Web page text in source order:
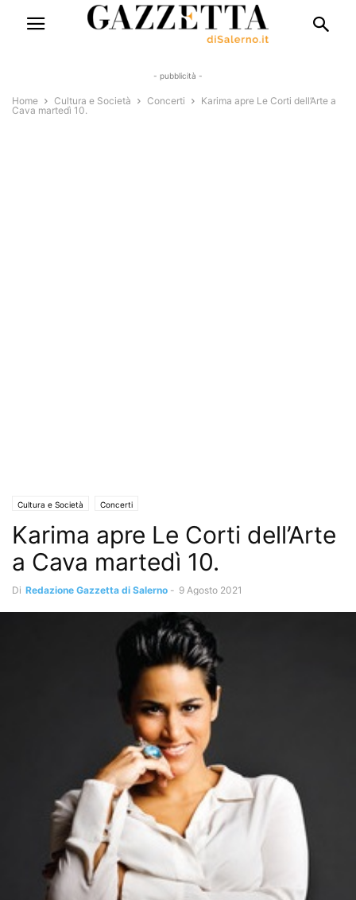
- pubblicità -
Home Cultura e Società Concerti
Karima apre Le Corti dell’Arte a
Cava martedì 10.
Cultura e Società Concerti
Karima apre Le Corti dell’Arte
a Cava martedì 10.
Di Redazione Gazzetta di Salerno - 9 Agosto 2021